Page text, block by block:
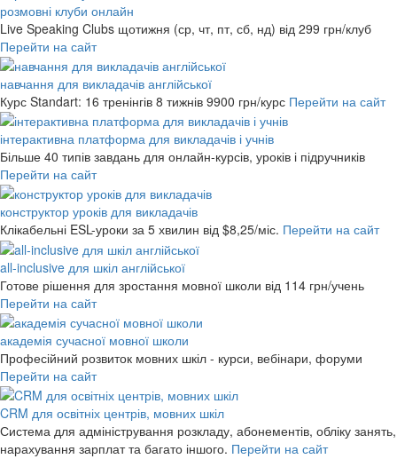
розмовні клуби онлайн
Live Speaking Clubs щотижня (ср, чт, пт, сб, нд) від 299 грн/клуб
Перейти на сайт
навчання для викладачів англійської
Курс Standart: 16 тренінгів 8 тижнів 9900 грн/курс Перейти на сайт
інтерактивна платформа для викладачів і учнів
Більше 40 типів завдань для онлайн-курсів, уроків і підручників
Перейти на сайт
конструктор уроків для викладачів
Клікабельні ESL-уроки за 5 хвилин від $8,25/міс. Перейти на сайт
all-inclusive для шкіл англійської
Готове рішення для зростання мовної школи від 114 грн/учень
Перейти на сайт
академія сучасної мовної школи
Професійний розвиток мовних шкіл - курси, вебінари, форуми
Перейти на сайт
CRM для освітніх центрів, мовних шкіл
Система для адміністрування розкладу, абонементів, обліку занять,
нарахування зарплат та багато іншого. Перейти на сайт